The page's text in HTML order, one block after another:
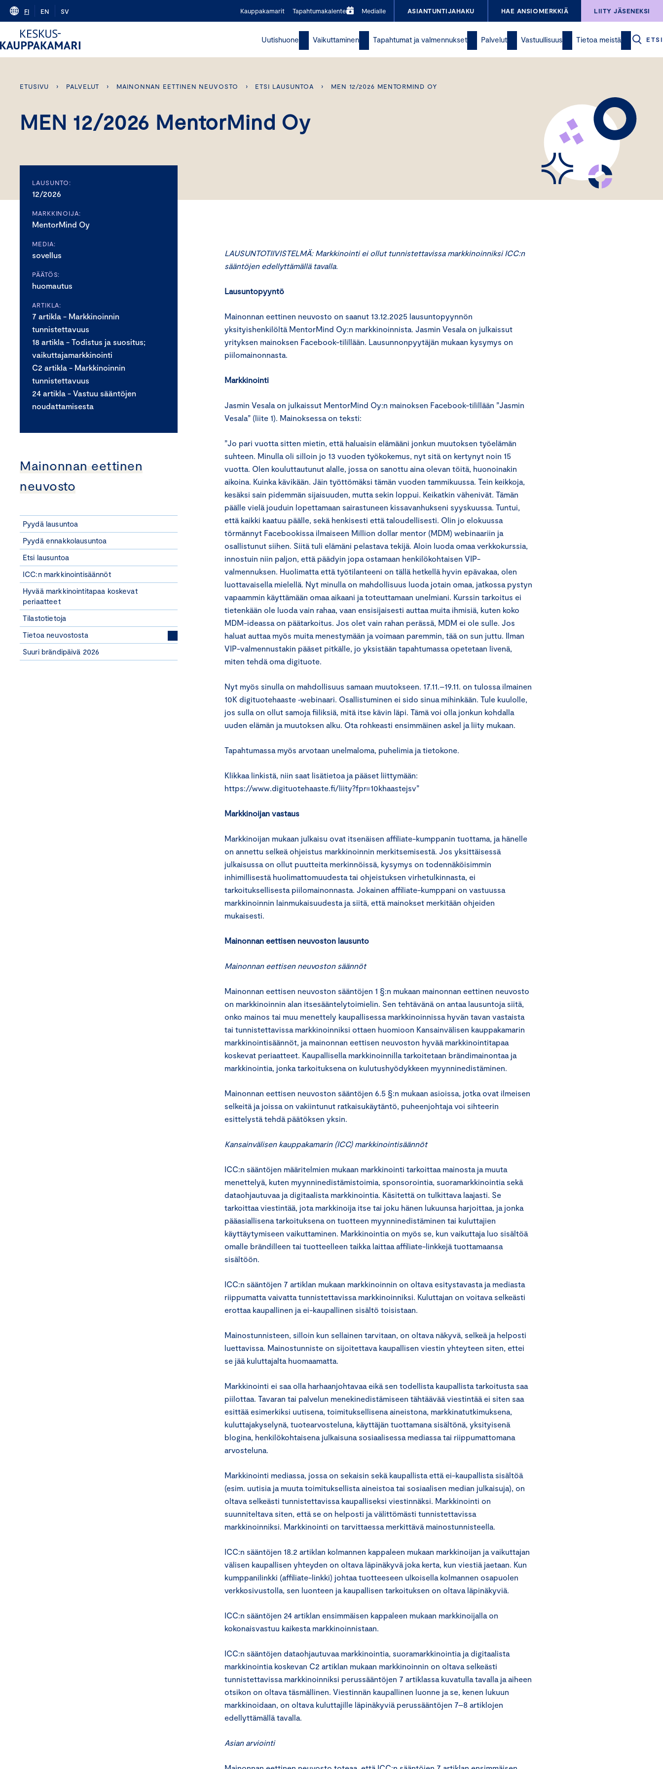
Skip
content
FI EN SV Kauppakamarit Tapahtumakalenteri Medialle ASIANTUNTIJAHAKU HAE ANSIOMERKKIÄ LIITY JÄSENEKSI
Uutishuone Vaikuttaminen Tapahtumat ja valmennukset Palvelut Vastuullisuus Tietoa meistä ETSI
ETUSIVU › PALVELUT › MAINONNAN EETTINEN NEUVOSTO › ETSI LAUSUNTOA › MEN 12/2026 MENTORMIND OY
MEN 12/2026 MentorMind Oy
LAUSUNTO:
12/2026
MARKKINOIJA:
MentorMind Oy
MEDIA:
sovellus
PÄÄTÖS:
huomautus
ARTIKLA:
7 artikla - Markkinoinnin
tunnistettavuus
18 artikla - Todistus ja suositus;
vaikuttajamarkkinointi
C2 artikla - Markkinoinnin
tunnistettavuus
24 artikla - Vastuu sääntöjen
noudattamisesta
Mainonnan eettinen
neuvosto
Pyydä lausuntoa
Pyydä ennakkolausuntoa
Etsi lausuntoa
ICC:n markkinointisäännöt
Hyvää markkinointitapaa koskevat
periaatteet
Tilastotietoja
Tietoa neuvostosta
Suuri brändipäivä 2026
LAUSUNTOTIIVISTELMÄ: Markkinointi ei ollut tunnistettavissa markkinoinniksi ICC:n
sääntöjen edellyttämällä tavalla.
Lausuntopyyntö
Mainonnan eettinen neuvosto on saanut 13.12.2025 lausuntopyynnön
yksityishenkilöltä MentorMind Oy:n markkinoinnista. Jasmin Vesala on julkaissut
yrityksen mainoksen Facebook-tilillään. Lausunnonpyytäjän mukaan kysymys on
piilomainonnasta.
Markkinointi
Jasmin Vesala on julkaissut MentorMind Oy:n mainoksen Facebook-tilillään ”Jasmin
Vesala” (liite 1). Mainoksessa on teksti:
”Jo pari vuotta sitten mietin, että haluaisin elämääni jonkun muutoksen työelämän
suhteen. Minulla oli silloin jo 13 vuoden työkokemus, nyt sitä on kertynyt noin 15
vuotta. Olen kouluttautunut alalle, jossa on sanottu aina olevan töitä, huonoinakin
aikoina. Kuinka kävikään. Jäin työttömäksi tämän vuoden tammikuussa. Tein keikkoja,
kesäksi sain pidemmän sijaisuuden, mutta sekin loppui. Keikatkin vähenivät. Tämän
päälle vielä jouduin lopettamaan sairastuneen kissavanhukseni syyskuussa. Tuntui,
että kaikki kaatuu päälle, sekä henkisesti että taloudellisesti. Olin jo elokuussa
törmännyt Facebookissa ilmaiseen Million dollar mentor (MDM) webinaariin ja
osallistunut siihen. Siitä tuli elämäni pelastava tekijä. Aloin luoda omaa verkkokurssia,
innostuin niin paljon, että päädyin jopa ostamaan henkilökohtaisen VIP-
valmennuksen. Huolimatta että työtilanteeni on tällä hetkellä hyvin epävakaa, olen
luottavaisella mielellä. Nyt minulla on mahdollisuus luoda jotain omaa, jatkossa pystyn
vapaammin käyttämään omaa aikaani ja toteuttamaan unelmiani. Kurssin tarkoitus ei
tietenkään ole luoda vain rahaa, vaan ensisijaisesti auttaa muita ihmisiä, kuten koko
MDM-ideassa on päätarkoitus. Jos olet vain rahan perässä, MDM ei ole sulle. Jos
haluat auttaa myös muita menestymään ja voimaan paremmin, tää on sun juttu. Ilman
VIP-valmennustakin pääset pitkälle, jo yksistään tapahtumassa opetetaan livenä,
miten tehdä oma digituote.
Nyt myös sinulla on mahdollisuus samaan muutokseen. 17.11.–19.11. on tulossa ilmainen
10K digituotehaaste ‑webinaari. Osallistuminen ei sido sinua mihinkään. Tule kuulolle,
jos sulla on ollut samoja fiiliksiä, mitä itse kävin läpi. Tämä voi olla jonkun kohdalla
uuden elämän ja muutoksen alku. Ota rohkeasti ensimmäinen askel ja liity mukaan.
Tapahtumassa myös arvotaan unelmaloma, puhelimia ja tietokone.
Klikkaa linkistä, niin saat lisätietoa ja pääset liittymään:
https://www.digituotehaaste.fi/liity?fpr=10khaastejsv”
Markkinoijan vastaus
Markkinoijan mukaan julkaisu ovat itsenäisen affiliate-kumppanin tuottama, ja hänelle
on annettu selkeä ohjeistus markkinoinnin merkitsemisestä. Jos yksittäisessä
julkaisussa on ollut puutteita merkinnöissä, kysymys on todennäköisimmin
inhimillisestä huolimattomuudesta tai ohjeistuksen virhetulkinnasta, ei
tarkoituksellisesta piilomainonnasta. Jokainen affiliate-kumppani on vastuussa
markkinoinnin lainmukaisuudesta ja siitä, että mainokset merkitään ohjeiden
mukaisesti.
Mainonnan eettisen neuvoston lausunto
Mainonnan eettisen neuvoston säännöt
Mainonnan eettisen neuvoston sääntöjen 1 §:n mukaan mainonnan eettinen neuvosto
on markkinoinnin alan itsesääntelytoimielin. Sen tehtävänä on antaa lausuntoja siitä,
onko mainos tai muu menettely kaupallisessa markkinoinnissa hyvän tavan vastaista
tai tunnistettavissa markkinoinniksi ottaen huomioon Kansainvälisen kauppakamarin
markkinointisäännöt, ja mainonnan eettisen neuvoston hyvää markkinointitapaa
koskevat periaatteet. Kaupallisella markkinoinnilla tarkoitetaan brändimainontaa ja
markkinointia, jonka tarkoituksena on kulutushyödykkeen myynninedistäminen.
Mainonnan eettisen neuvoston sääntöjen 6.5 §:n mukaan asioissa, jotka ovat ilmeisen
selkeitä ja joissa on vakiintunut ratkaisukäytäntö, puheenjohtaja voi sihteerin
esittelystä tehdä päätöksen yksin.
Kansainvälisen kauppakamarin (ICC) markkinointisäännöt
ICC:n sääntöjen määritelmien mukaan markkinointi tarkoittaa mainosta ja muuta
menettelyä, kuten myynninedistämistoimia, sponsorointia, suoramarkkinointia sekä
dataohjautuvaa ja digitaalista markkinointia. Käsitettä on tulkittava laajasti. Se
tarkoittaa viestintää, jota markkinoija itse tai joku hänen lukuunsa harjoittaa, ja jonka
pääasiallisena tarkoituksena on tuotteen myynninedistäminen tai kuluttajien
käyttäytymiseen vaikuttaminen. Markkinointia on myös se, kun vaikuttaja luo sisältöä
omalle brändilleen tai tuotteelleen taikka laittaa affiliate-linkkejä tuottamaansa
sisältöön.
ICC:n sääntöjen 7 artiklan mukaan markkinoinnin on oltava esitystavasta ja mediasta
riippumatta vaivatta tunnistettavissa markkinoinniksi. Kuluttajan on voitava selkeästi
erottaa kaupallinen ja ei-kaupallinen sisältö toisistaan.
Mainostunnisteen, silloin kun sellainen tarvitaan, on oltava näkyvä, selkeä ja helposti
luettavissa. Mainostunniste on sijoitettava kaupallisen viestin yhteyteen siten, ettei
se jää kuluttajalta huomaamatta.
Markkinointi ei saa olla harhaanjohtavaa eikä sen todellista kaupallista tarkoitusta saa
piilottaa. Tavaran tai palvelun menekinedistämiseen tähtäävää viestintää ei siten saa
esittää esimerkiksi uutisena, toimituksellisena aineistona, markkinatutkimuksena,
kuluttajakyselynä, tuotearvosteluna, käyttäjän tuottamana sisältönä, yksityisenä
blogina, henkilökohtaisena julkaisuna sosiaalisessa mediassa tai riippumattomana
arvosteluna.
Markkinointi mediassa, jossa on sekaisin sekä kaupallista että ei-kaupallista sisältöä
(esim. uutisia ja muuta toimituksellista aineistoa tai sosiaalisen median julkaisuja), on
oltava selkeästi tunnistettavissa kaupalliseksi viestinnäksi. Markkinointi on
suunniteltava siten, että se on helposti ja välittömästi tunnistettavissa
markkinoinniksi. Markkinointi on tarvittaessa merkittävä mainostunnisteella.
ICC:n sääntöjen 18.2 artiklan kolmannen kappaleen mukaan markkinoijan ja vaikuttajan
välisen kaupallisen yhteyden on oltava läpinäkyvä joka kerta, kun viestiä jaetaan. Kun
kumppanilinkki (affiliate-linkki) johtaa tuotteeseen ulkoisella kolmannen osapuolen
verkkosivustolla, sen luonteen ja kaupallisen tarkoituksen on oltava läpinäkyviä.
ICC:n sääntöjen 24 artiklan ensimmäisen kappaleen mukaan markkinoijalla on
kokonaisvastuu kaikesta markkinoinnistaan.
ICC:n sääntöjen dataohjautuvaa markkinointia, suoramarkkinointia ja digitaalista
markkinointia koskevan C2 artiklan mukaan markkinoinnin on oltava selkeästi
tunnistettavissa markkinoinniksi perussääntöjen 7 artiklassa kuvatulla tavalla ja aiheen
otsikon on oltava täsmällinen. Viestinnän kaupallinen luonne ja se, kenen lukuun
markkinoidaan, on oltava kuluttajille läpinäkyviä perussääntöjen 7–8 artiklojen
edellyttämällä tavalla.
Asian arviointi